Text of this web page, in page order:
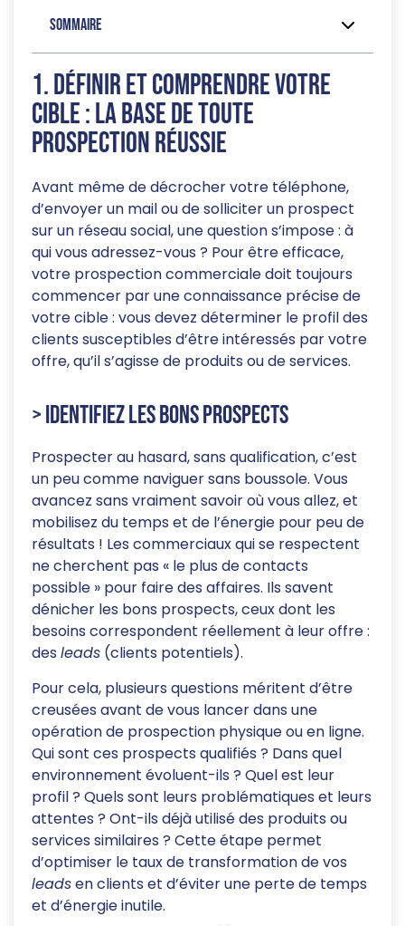
Sommaire
1. Définir et comprendre votre
cible : la base de toute
prospection réussie
Avant même de décrocher votre téléphone,
d’envoyer un mail ou de solliciter un prospect
sur un réseau social, une question s’impose : à
qui vous adressez-vous ? Pour être efficace,
votre prospection commerciale doit toujours
commencer par une connaissance précise de
votre cible : vous devez déterminer le profil des
clients susceptibles d’être intéressés par votre
offre, qu’il s’agisse de produits ou de services.
> Identifiez les bons prospects
Prospecter au hasard, sans qualification, c’est
un peu comme naviguer sans boussole. Vous
avancez sans vraiment savoir où vous allez, et
mobilisez du temps et de l’énergie pour peu de
résultats ! Les commerciaux qui se respectent
ne cherchent pas « le plus de contacts
possible » pour faire des affaires. Ils savent
dénicher les bons prospects, ceux dont les
besoins correspondent réellement à leur offre :
des leads (clients potentiels).
Pour cela, plusieurs questions méritent d’être
creusées avant de vous lancer dans une
opération de prospection physique ou en ligne.
Qui sont ces prospects qualifiés ? Dans quel
environnement évoluent-ils ? Quel est leur
profil ? Quels sont leurs problématiques et leurs
attentes ? Ont-ils déjà utilisé des produits ou
services similaires ? Cette étape permet
d’optimiser le taux de transformation de vos
leadsen clients et d’éviter une perte de temps
et d’énergie inutile.